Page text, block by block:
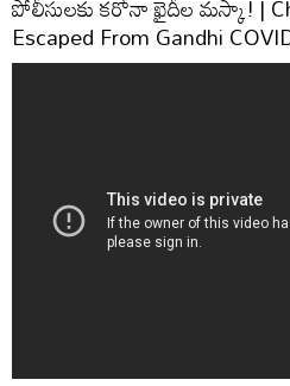
Escaped From Gandhi